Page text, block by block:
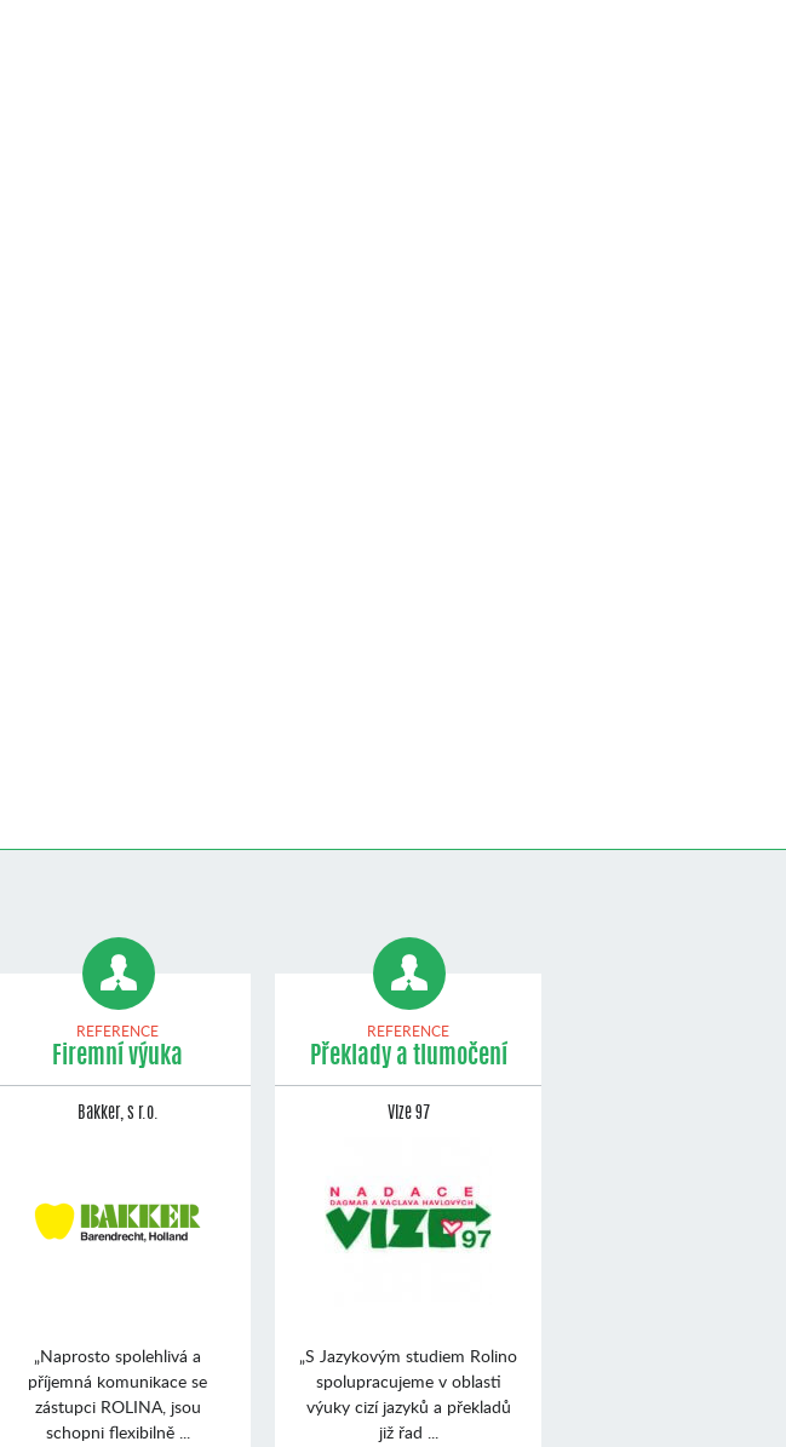
REFERENCE
Firemní výuka
Bakker, s r.o.
„Naprosto spolehlivá a
příjemná komunikace se
zástupci ROLINA, jsou
schopni flexibilně ...
REFERENCE
Překlady a tlumočení
Vize 97
„S Jazykovým studiem Rolino
spolupracujeme v oblasti
výuky cizí jazyků a překladů
již řad ...